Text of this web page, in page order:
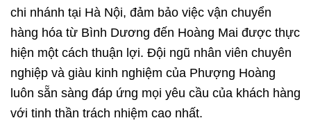
chi nhánh tại Hà Nội, đảm bảo việc vận chuyển
hàng hóa từ Bình Dương đến Hoàng Mai được thực
hiện một cách thuận lợi. Đội ngũ nhân viên chuyên
nghiệp và giàu kinh nghiệm của Phượng Hoàng
luôn sẵn sàng đáp ứng mọi yêu cầu của khách hàng
với tinh thần trách nhiệm cao nhất.